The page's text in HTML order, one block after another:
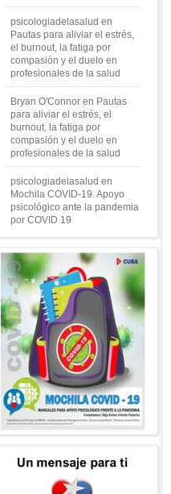
psicologiadelasalud en
Pautas para aliviar el estrés,
el burnout, la fatiga por
compasión y el duelo en
profesionales de la salud
Bryan O'Connoren Pautas
para aliviar el estrés, el
burnout, la fatiga por
compasión y el duelo en
profesionales de la salud
psicologiadelasalud en
Mochila COVID-19. Apoyo
psicológico ante la pandemia
por COVID 19